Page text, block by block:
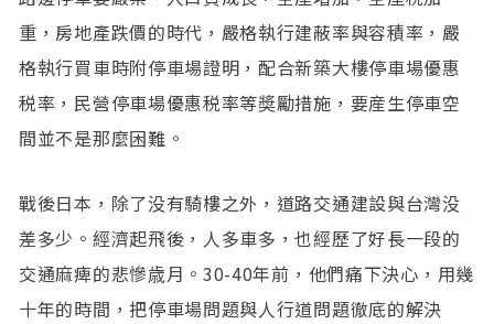
重，房地產跌價的時代，嚴格執行建蔽率與容積率，嚴
格執行買車時附停車場證明，配合新築大樓停車場優惠
税率，民營停車場優惠税率等奬勵措施，要産生停車空
間並不是那麼困難。
戰後日本，除了没有騎樓之外，道路交通建設與台灣没
差多少。經濟起飛後，人多車多，也經歷了好長一段的
交通麻痺的悲慘歳月。30-40年前，他們痛下決心，用幾
十年的時間，把停車場問題與人行道問題徹底的解決